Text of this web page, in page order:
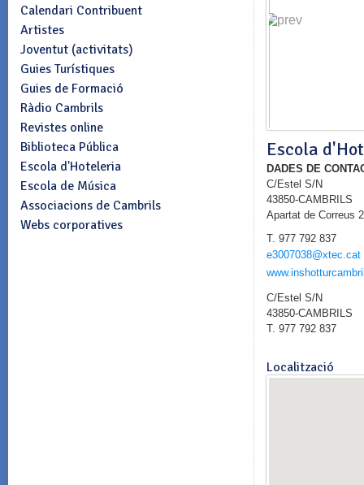
Calendari Contribuent
Artistes
Joventut (activitats)
Guies Turístiques
Guies de Formació
Ràdio Cambrils
Revistes online
Biblioteca Pública
Escola d'Hoteleria
Escola de Música
Associacions de Cambrils
Webs corporatives
Escola
DADES DE
C/Estel S/N
43850-CAMBRILS
Apartat de Correus
T. 977 792 837
e3007038@xtec.cat
C/Estel S/N
43850-CAMBRILS
T. 977 792 837
Localització